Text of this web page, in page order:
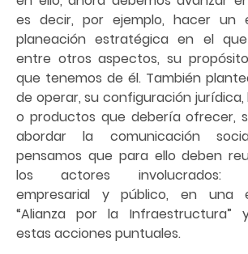
es decir, por ejemplo, hacer un
planeación estratégica en el
entre otros aspectos, su
que tenemos de él. También
de operar, su configuración jurídica,
o productos que debería ofrecer,
abordar la comunicación
pensamos que para ello deben
los actores involucrados:
empresarial y público, en una
“Alianza por la Infraestructura”
estas acciones puntuales.